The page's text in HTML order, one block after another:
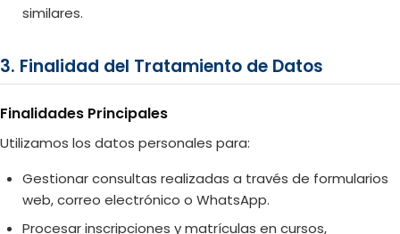
similares.
3. Finalidad del Tratamiento de Datos
Finalidades Principales
Utilizamos los datos personales para:
Gestionar consultas realizadas a través de formularios
web, correo electrónico o WhatsApp.
Procesar inscripciones y matrículas en cursos,